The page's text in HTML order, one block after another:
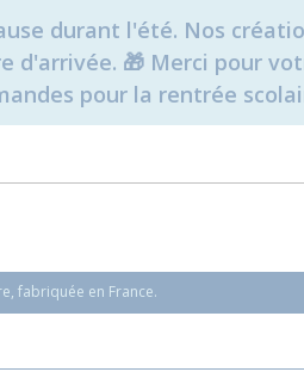
durant l'été. Nos
d'arrivée. 🎁 Merci pour
pour la rentrée
fabriquée en France.